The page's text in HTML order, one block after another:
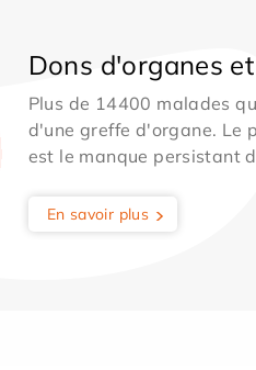
Dons d'organes
Plus de 14400 malades
d'une greffe d'organe. Le
est le manque persistant
En savoir plus